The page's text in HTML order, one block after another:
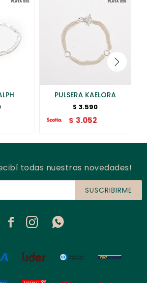
PULSERA KAELORA
$ 3.590
$ 3.052
todas nuestras novedades!
SUSCRIBIRME
  